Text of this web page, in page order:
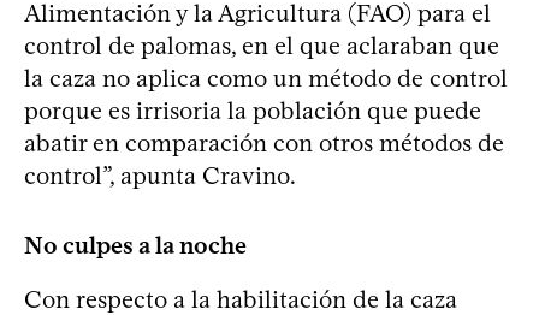
Alimentación y la Agricultura (FAO) para el
control de palomas, en el que aclaraban que
la caza no aplica como un método de control
porque es irrisoria la población que puede
abatir en comparación con otros métodos de
control”, apunta Cravino.
No culpes a la noche
Con respecto a la habilitación de la caza